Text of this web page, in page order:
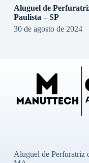
Aluguel de
Paulista – SP
30 de agosto de 2024
Aluguel de Perfuratriz